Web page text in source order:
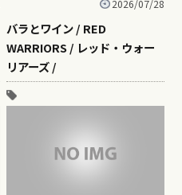
2026/07/28
バラとワイン / RED
WARRIORS / レッド・ウォー
リアーズ /